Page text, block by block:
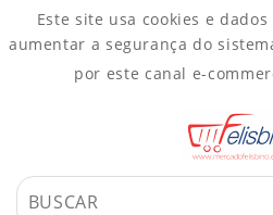
Este site usa cookies e
aumentar a segurança do
por este canal e-